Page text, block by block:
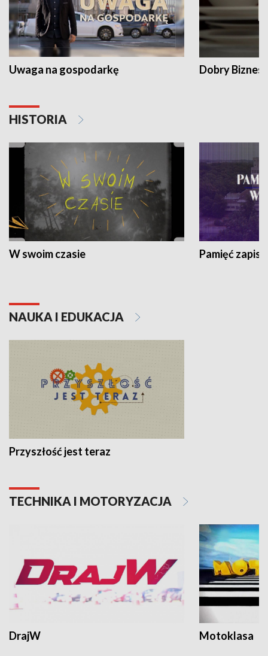
Uwaga na gospodarkę Dobry Biznes
HISTORIA
W swoim czasie Pamięć
NAUKA I EDUKACJA
Przyszłość jest teraz
TECHNIKA I MOTORYZACJA
DrajW Motoklasa